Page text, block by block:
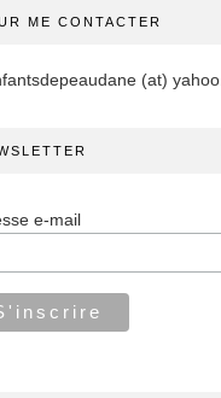
ME CONTACTER
(at)
e-mail